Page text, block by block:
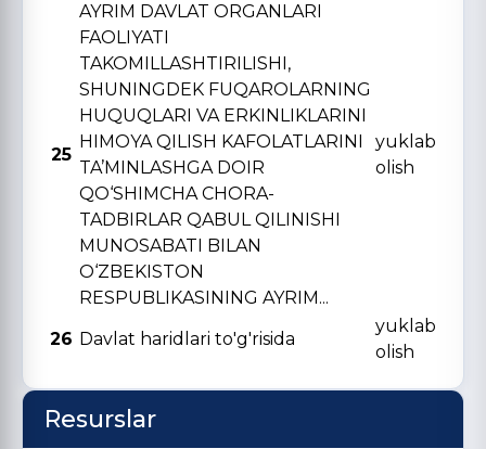
25
AYRIM DAVLAT ORGANLARI
FAOLIYATI
TAKOMILLASHTIRILISHI,
SHUNINGDЕK FUQAROLARNING
HUQUQLARI VA ERKINLIKLARINI
HIMOYA QILISH KAFOLATLARINI
TA’MINLASHGA DOIR
QO‘SHIMCHA CHORA-
TADBIRLAR QABUL QILINISHI
MUNOSABATI BILAN
O‘ZBЕKISTON
RЕSPUBLIKASINING AYRIM...
yuklab
olish
26 Davlat haridlari to'g'risida
yuklab
olish
Resurslar